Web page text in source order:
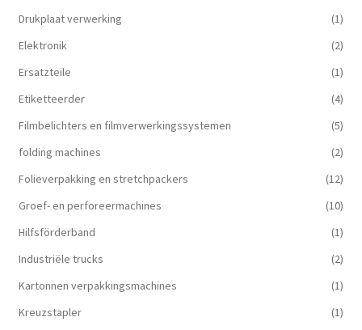
Drukplaat verwerking
(1)
Elektronik
(2)
Ersatzteile
(1)
Etiketteerder
(4)
Filmbelichters en filmverwerkingssystemen
(5)
folding machines
(2)
Folieverpakking en stretchpackers
(12)
Groef- en perforeermachines
(10)
Hilfsförderband
(1)
Industriële trucks
(2)
Kartonnen verpakkingsmachines
(1)
Kreuzstapler
(1)